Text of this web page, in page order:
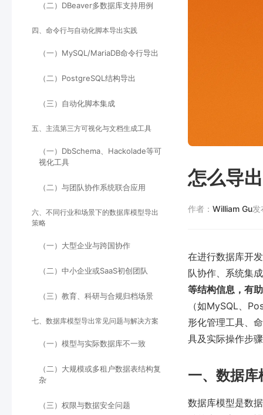
（二）DBeaver多数据库支持用例
四、命令行与自动化脚本导出实践
（一）MySQL/MariaDB命令行导出
（二）PostgreSQL结构导出
（三）自动化脚本集成
五、主流第三方可视化与文档生成工具
（一）DbSchema、Hackolade等可
视化工具
（二）与团队协作系统联合应用
六、不同行业和场景下的数据库模型导出
策略
（一）大型企业与跨国协作
（二）中小企业或SaaS初创团队
（三）教育、科研与合规归档场景
七、数据库模型导出常见问题与解决方案
（一）模型与实际数据库不一致
（二）大规模或多租户数据表结构复
杂
（三）权限与数据安全问题
怎么导
作者： William Gu发
在进行数据库开
队协作、系统集
等结构信息，有
（如MySQL、
形化管理工具、
具及实际操作步
一、数据
数据库模型是数